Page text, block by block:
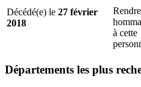
Décédé(e) le 27 février
2018
Rendre
à cette
Départements les plus